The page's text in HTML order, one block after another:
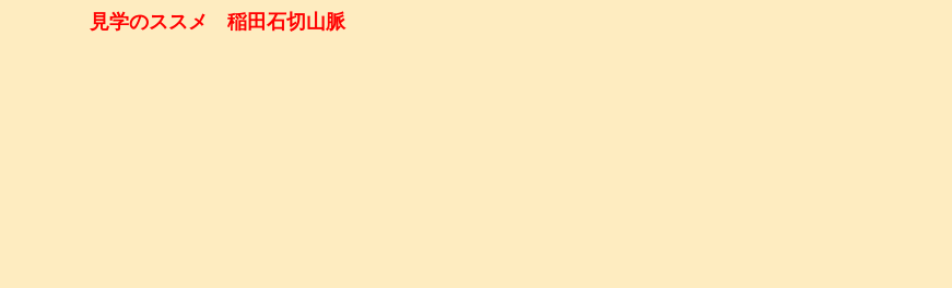
見学のススメ 稲田石切山脈